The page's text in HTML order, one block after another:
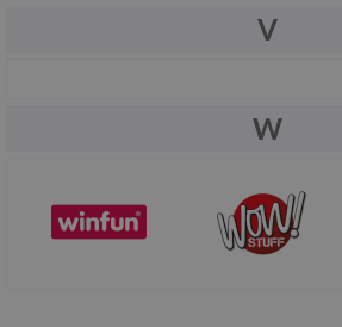
V
W